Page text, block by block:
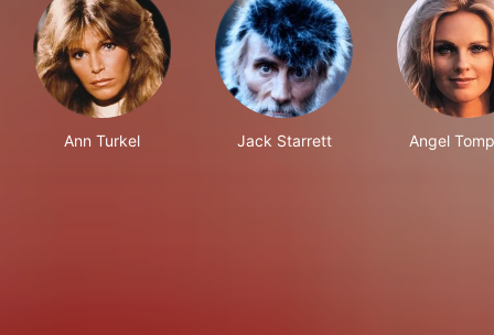
Ann Turkel Jack Starrett Angel